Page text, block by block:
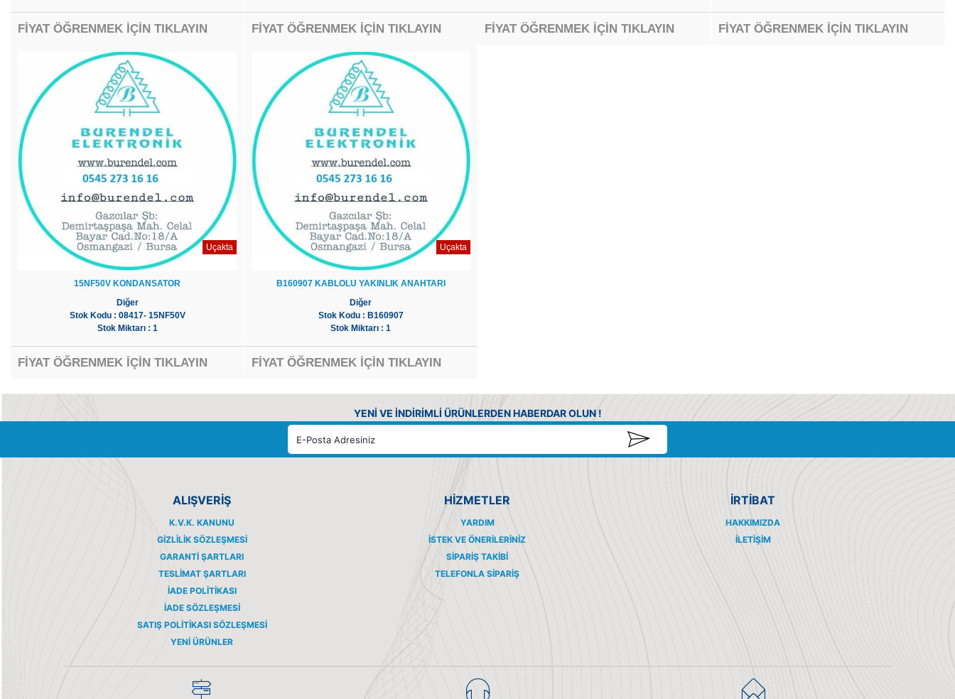
FİYAT ÖĞRENMEK İÇİN TIKLAYIN FİYAT ÖĞRENMEK İÇİN TIKLAYIN FİYAT ÖĞRENMEK İÇİN TIKLAYIN FİYAT ÖĞRENMEK İÇİN TIKLAYIN
Uçakta
15NF50V KONDANSATOR
Diğer
Stok Kodu : 08417- 15NF50V
Stok Miktarı : 1
FİYAT ÖĞRENMEK İÇİN TIKLAYIN
Uçakta
B160907 KABLOLU YAKINLIK ANAHTARI
Diğer
Stok Kodu : B160907
Stok Miktarı : 1
FİYAT ÖĞRENMEK İÇİN TIKLAYIN
YENİ VE İNDİRİMLİ ÜRÜNLERDEN HABERDAR OLUN !
ALIŞVERİŞ
K.V.K. KANUNU
GIZLILIK SÖZLEŞMESI
GARANTI ŞARTLARI
TESLIMAT ŞARTLARI
İADE POLITIKASI
İADE SÖZLEŞMESI
SATIŞ POLITIKASI SÖZLEŞMESI
YENI ÜRÜNLER
HİZMETLER
YARDIM
İSTEK VE ÖNERILERINIZ
SIPARIŞ TAKIBI
TELEFONLA SIPARIŞ
İRTİBAT
HAKKIMIZDA
İLETIŞIM